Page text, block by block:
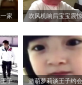
家 吹风机响后宝宝震
子 激萌萝莉谈王子约